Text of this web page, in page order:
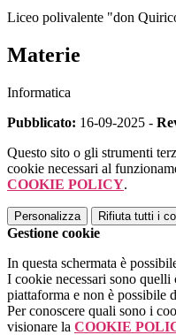
Liceo polivalente "don
Materie
Informatica
Pubblicato: 16-09-2025 -
Questo sito o gli strumenti
cookie necessari al
COOKIE POLICY.
Personalizza Rifiuta tutti i
Gestione cookie
In questa schermata è
I cookie necessari sono
piattaforma e non è possibile
Per conoscere quali sono i
visionare la COOKIE